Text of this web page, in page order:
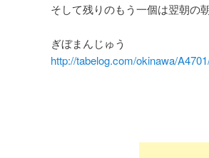
そして残りのもう一個は翌朝の
ぎぼまんじゅう
http://tabelog.com/okinawa/